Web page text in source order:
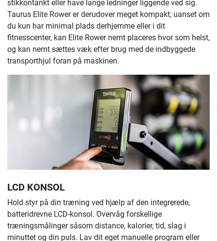
stikkontankt eller have lange ledninger liggende ved sig.
Taurus Elite Rower er derudover meget kompakt; uanset om
du kun har minimal plads derhjemme eller i dit
fitnesscenter, kan Elite Rower nemt placeres hvor som helst,
og kan nemt sættes væk efter brug med de indbyggede
transporthjul foran på maskinen.
LCD KONSOL
Hold styr på din træning ved hjælp af den integrerede,
batteridrevne LCD-konsol. Overvåg forskellige
træningsmålinger såsom distance, kalorier, tid, slag i
minuttet og din puls. Lav dit eget manuelle program eller